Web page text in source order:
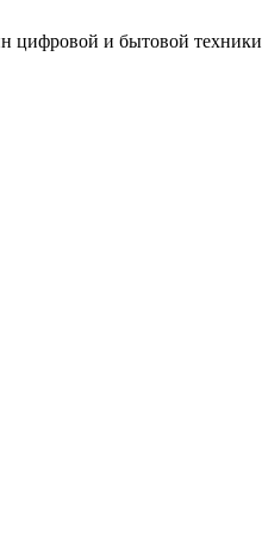
цифровой и бытовой техники